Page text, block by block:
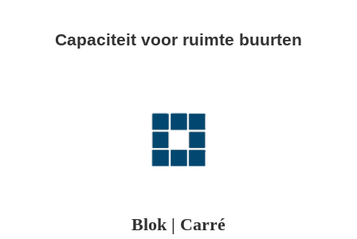
Capaciteit voor ruimte buurten
Blok | Carré